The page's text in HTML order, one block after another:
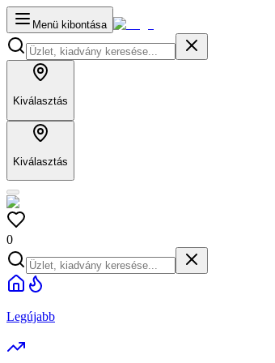
Menü kibontása
Kiválasztás
Kiválasztás
0
Legújabb